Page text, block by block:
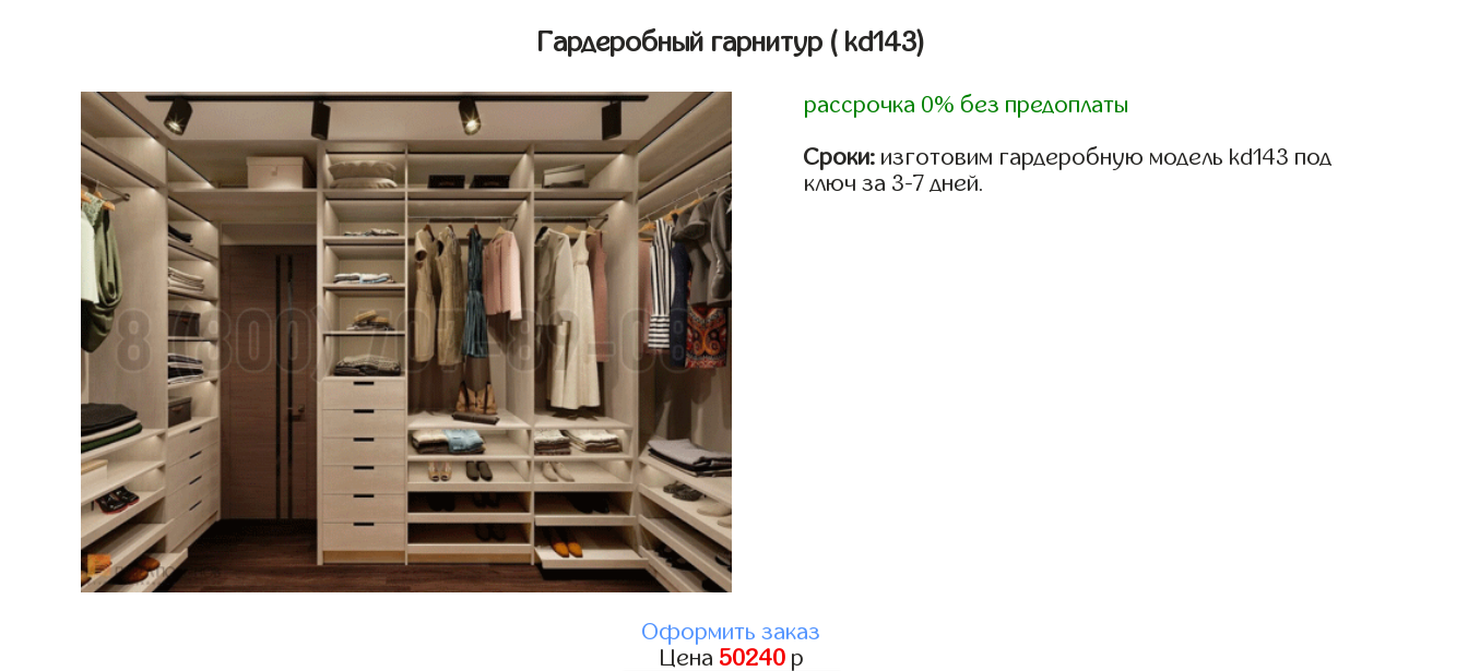
Гардеробный гарнитур ( kd143)
рассрочка 0% без предоплаты
Сроки: изготовим гардеробную модель kd143 под
ключ за 3-7 дней.
Оформить заказ
Цена 50240р